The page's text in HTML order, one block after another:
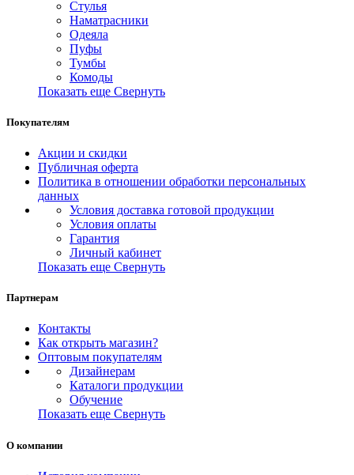
Стулья
Наматрасники
Одеяла
Пуфы
Тумбы
Комоды
Показать еще Свернуть
Покупателям
Акции и скидки
Публичная оферта
Политика в отношении обработки персональных
данных
Условия доставка готовой продукции
Условия оплаты
Гарантия
Личный кабинет
Показать еще Свернуть
Партнерам
Контакты
Как открыть магазин?
Оптовым покупателям
Дизайнерам
Каталоги продукции
Обучение
Показать еще Свернуть
О компании